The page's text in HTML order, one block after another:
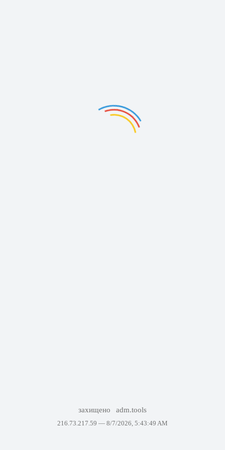
захищено adm.tools
216.73.217.59 — 8/7/2026, 5:43:49 AM